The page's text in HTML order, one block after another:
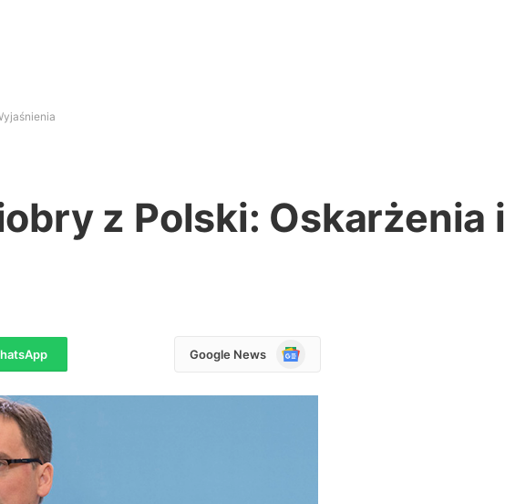
z Polski: Oskarżenia i
Google News
Google